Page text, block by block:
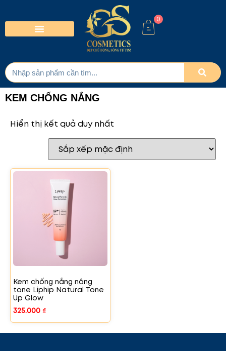
0
KEM CHỐNG NẮNG
Hiển thị kết quả duy nhất
Kem chống nắng nâng
tone Liphip Natural Tone
Up Glow
325.000 ₫